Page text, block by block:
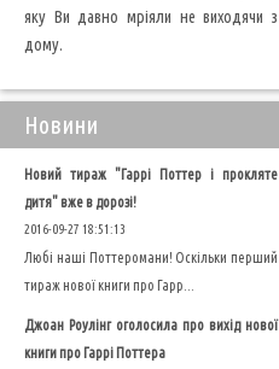
яку Ви давно мріяли не виходячи з
дому.
Новини
Новий тираж "Гаррі Поттер і прокляте
дитя" вже в дорозі!
2016-09-27 18:51:13
Любі наші Поттеромани! Оскільки перший
тираж нової книги про Гарр...
Джоан Роулінг оголосила про вихід нової
книги про Гаррі Поттера